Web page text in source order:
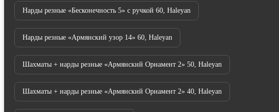
Нарды резные «Бесконечность 5» с ручкой 60, Haleyan
Нарды резные «Армянский узор 14» 60, Haleyan
Шахматы + нарды резные «Армянский Орнамент 2» 50, Haleyan
Шахматы + нарды резные «Армянский Орнамент 2» 40, Haleyan